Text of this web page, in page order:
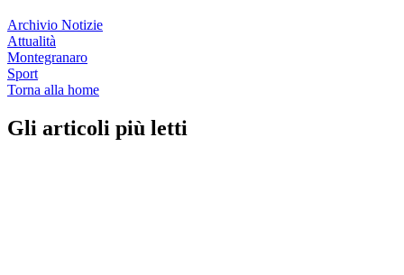
Archivio Notizie
Attualità
Montegranaro
Sport
Torna alla home
Gli articoli più letti